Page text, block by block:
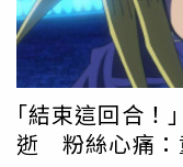
｢結束這回合！
逝 粉絲心痛：